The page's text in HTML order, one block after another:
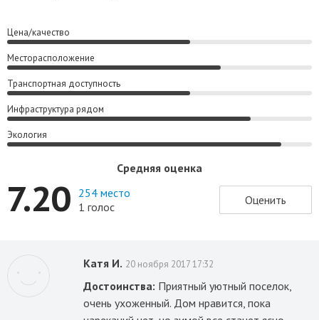
Цена/качество
Месторасположение
Транспортная доступность
Инфраструктура рядом
Экология
Средняя оценка
7.20 254 место
1 голос
Оценить
Катя И. 20 ноября 2017 17:32
Достоинства: Приятный уютный поселок,
очень ухоженный. Дом нравится, пока